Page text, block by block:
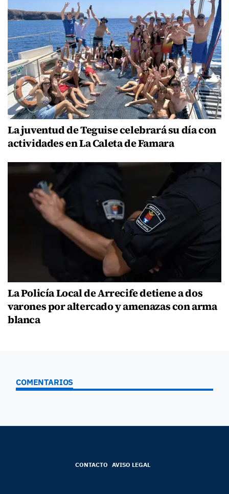
La juventud de Teguise celebrará su día con
actividades en La Caleta de Famara
La Policía Local de Arrecife detiene a dos
varones por altercado y amenazas con arma
blanca
COMENTARIOS
CONTACTO AVISO LEGAL